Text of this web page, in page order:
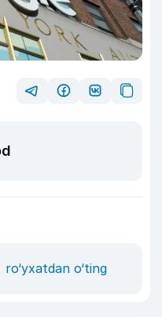
ro‘yxatdan o‘ting